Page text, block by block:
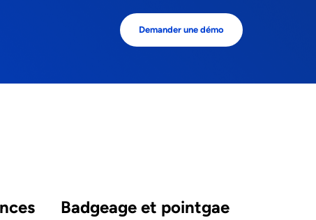
Demander une démo
Badgeage et pointgae